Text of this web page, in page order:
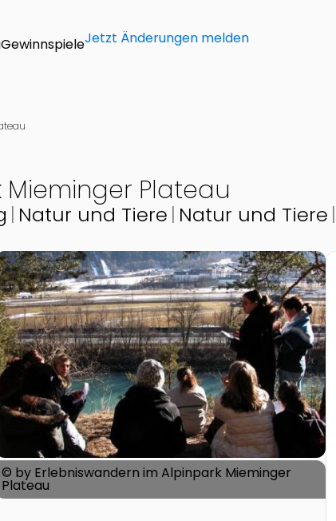
GewinnspieleJetzt Änderungen melden
Plateau
Natur und Tiere Natur und Tiere
© by Erlebniswandern im Alpinpark Mieminger
Plateau